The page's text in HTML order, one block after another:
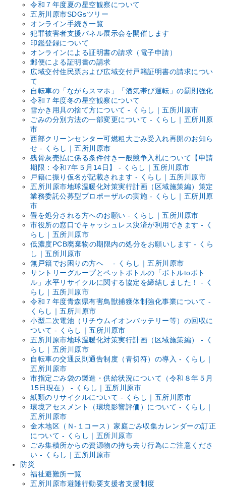
令和７年度夏の星空観察について
五所川原市SDGsツリー
オンライン手続き一覧
犯罪被害者支援パネル展示会を開催します
印鑑登録について
オンラインによる証明書の請求（電子申請）
郵便による証明書の請求
広域交付住民票および広域交付戸籍証明書の請求につい
て
自転車の「ながらスマホ」「酒気帯び運転」の罰則強化
令和７年度冬の星空観察について
雪かき用具の捨て方について - くらし｜五所川原市
ごみの分別方法の一部変更について - くらし｜五所川原
市
西部クリーンセンター可燃粗大ごみ受入れ再開のお知ら
せ - くらし｜五所川原市
残骨灰売払に係る条件付き一般競争入札について【申請
期限：令和7年５月14日】 - くらし｜五所川原市
戸籍に振り仮名が記載されます - くらし｜五所川原市
五所川原市地球温暖化対策実行計画（区域施策編）策定
業務委託公募型プロポーザルの実施 - くらし｜五所川原
市
畳を処分される方へのお願い - くらし｜五所川原市
市役所の窓口でキャッシュレス決済が利用できます - く
らし｜五所川原市
低濃度PCB廃棄物の期限内の処分をお願いします - くら
し｜五所川原市
無戸籍でお困りの方へ - くらし｜五所川原市
サントリーグループとペットボトルの「ボトルtoボト
ル」水平リサイクルに関する協定を締結しました！ - く
らし｜五所川原市
令和７年度青森県有害鳥獣捕獲体制強化事業について -
くらし｜五所川原市
小型二次電池（リチウムイオンバッテリー等）の回収に
ついて - くらし｜五所川原市
五所川原市地球温暖化対策実行計画（区域施策編） - く
らし｜五所川原市
自転車の交通反則通告制度（青切符）の導入 - くらし｜
五所川原市
市指定ごみ袋の製造・供給状況について（令和８年５月
15日現在） - くらし｜五所川原市
紙類のリサイクルについて - くらし｜五所川原市
環境アセスメント（環境影響評価）について - くらし｜
五所川原市
金木地区（Ｎ-１コース）家庭ごみ収集カレンダーの訂正
について - くらし｜五所川原市
ごみ集積所からの資源物の持ち去り行為にご注意くださ
い - くらし｜五所川原市
防災
福祉避難所一覧
五所川原市避難行動要支援者支援制度